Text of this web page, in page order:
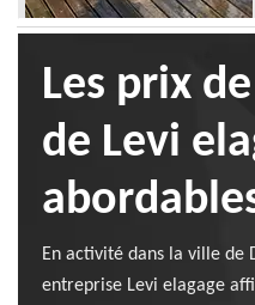
Les prix
de Levi
En activité dans la ville de
entreprise Levi elagage